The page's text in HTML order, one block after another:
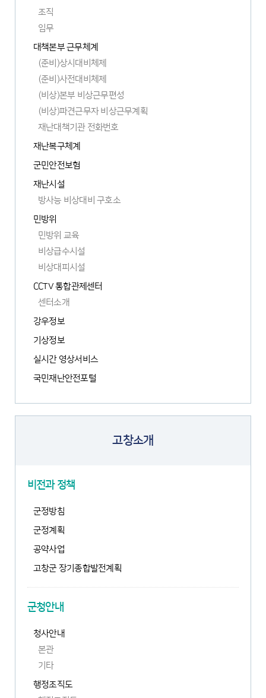
조직
임무
대책본부 근무체계
(준비)상시대비체제
(준비)사전대비체제
(비상)본부 비상근무편성
(비상)파견근무자 비상근무계획
재난대책기관 전화번호
재난복구체계
군민안전보험
재난시설
방사능 비상대비 구호소
민방위
민방위 교육
비상급수시설
비상대피시설
CCTV 통합관제센터
센터소개
강우정보
열
기상정보
실시간 영상서비스
국민재난안전포털
창
열
고창소개
비전과 정책
군정방침
군정계획
공약사업
창
열
고창군 장기종합발전계획
군청안내
청사안내
본관
기타
행정조직도